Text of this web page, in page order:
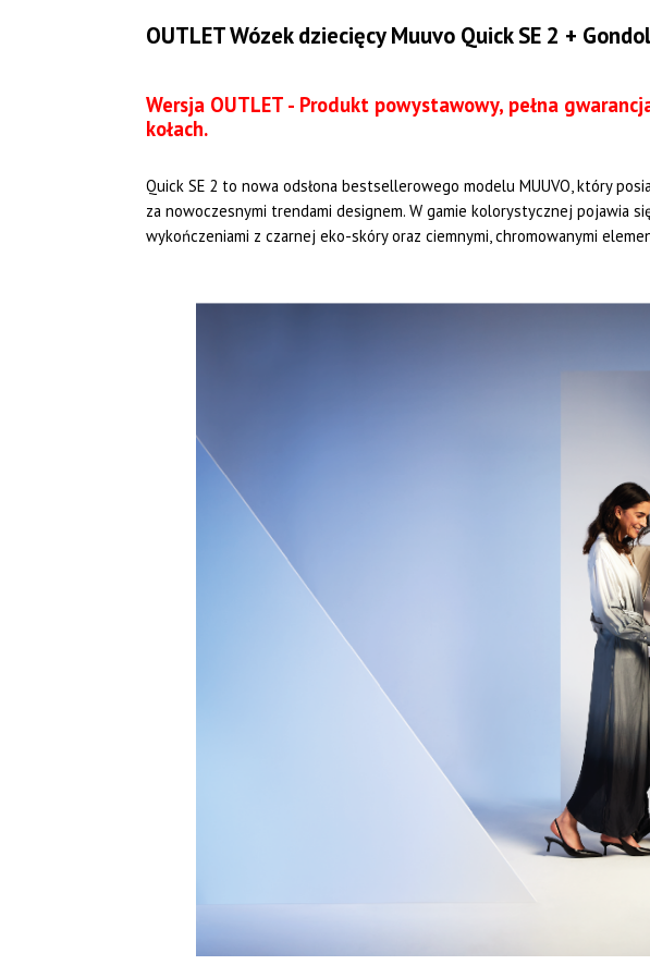
OUTLET Wózek dziecięcy Muuvo Quick SE 2 +
Wersja OUTLET - Produkt powystawowy, pełna
kołach.
Quick SE 2 to nowa odsłona bestsellerowego modelu MUUVO, który
za nowoczesnymi trendami designem. W gamie kolorystycznej pojawia
wykończeniami z czarnej eko-skóry oraz ciemnymi, chromowanymi